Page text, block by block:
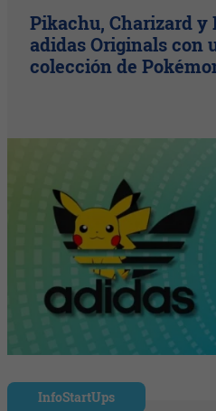
Pikachu, Charizard y
adidas Originals con
colección de
InfoStartUps